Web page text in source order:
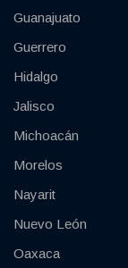
Guanajuato
Guerrero
Hidalgo
Jalisco
Michoacán
Morelos
Nayarit
Nuevo León
Oaxaca